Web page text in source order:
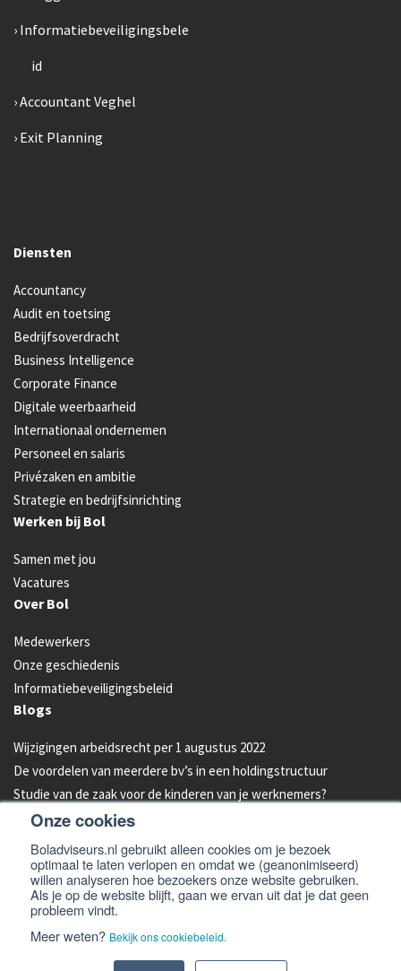
Onze cookies
Boladviseurs.nl gebruikt alleen cookies om je bezoek
optimaal te laten verlopen en omdat we (geanonimiseerd)
willen analyseren hoe bezoekers onze website gebruiken.
Als je op de website blijft, gaan we ervan uit dat je dat geen
probleem vindt.
Meer weten? Bekijk ons cookiebeleid.
Informatiebeveiligingsbele
id
Accountant Veghel
Exit Planning
Diensten
Accountancy
Audit en toetsing
Bedrijfsoverdracht
Business Intelligence
Corporate Finance
Digitale weerbaarheid
Internationaal ondernemen
Personeel en salaris
Privézaken en ambitie
Strategie en bedrijfsinrichting
Werken bij Bol
Samen met jou
Vacatures
Over Bol
Medewerkers
Onze geschiedenis
Informatiebeveiligingsbeleid
Blogs
Wijzigingen arbeidsrecht per 1 augustus 2022
De voordelen van meerdere bv’s in een holdingstructuur
Studie van de zaak voor de kinderen van je werknemers?
Energielabel C vanaf 2023 verplicht voor kantoren
Aandelen van je bedrijf overdragen aan je kind: hoe werkt dat?
Bleeders omzetten in feeders: zo doe je dat!
© 2026 - Bol Adviseurs Algemene voorwaarden